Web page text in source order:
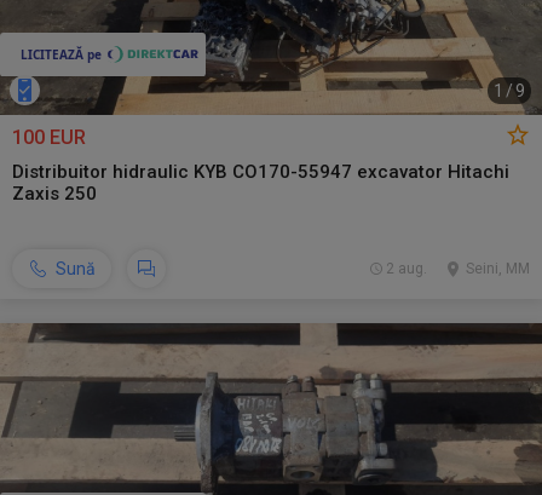
1 / 9
100 EUR
Distribuitor hidraulic KYB CO170-55947 excavator Hitachi
Zaxis 250
Sună Seini, MM
2 aug.